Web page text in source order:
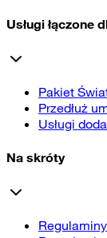
Usługi łączone
Pakiet
Przedłuż
Usługi
Na skróty